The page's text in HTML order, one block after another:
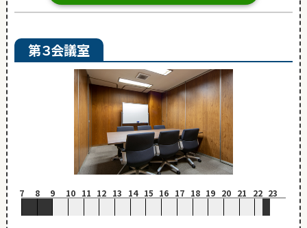
第３会議室
7 8 9 10 11 12 13 14 15 16 17 18 19 20 21 22 23